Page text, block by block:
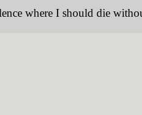
where I should die